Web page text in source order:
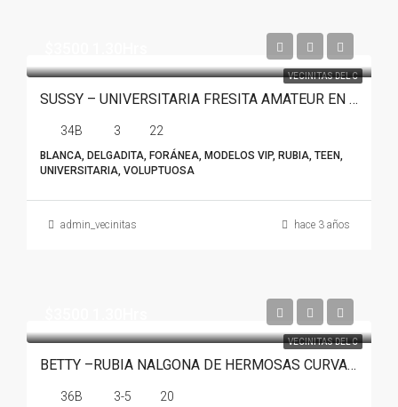
VECINITAS DEL C
SUSSY – UNIVERSITARIA FRESITA AMATEUR EN MONTERREY
34B 3 22
BLANCA, DELGADITA, FORÁNEA, MODELOS VIP, RUBIA, TEEN,
UNIVERSITARIA, VOLUPTUOSA
admin_vecinitas hace 3 años
VECINITAS DEL C
BETTY –RUBIA NALGONA DE HERMOSAS CURVAS EN MONTERREY
36B 3-5 20